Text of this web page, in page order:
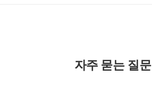
자주 묻는 질문